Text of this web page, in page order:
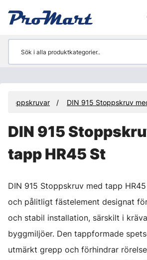
Stoppskruvar DIN 915 Stoppskruv
DIN 915
tapp HR45 St
DIN 915 Stoppskruv med tapp
och pålitligt fästelement designat
och stabil installation, särskilt i
byggmiljöer. Den tappformade
utmärkt grepp och förhindrar